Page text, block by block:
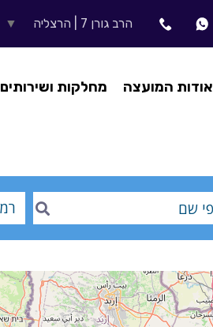
הרב גורן 7 | הרצליה ▼
אודות המועצה מחלקות ושירותים